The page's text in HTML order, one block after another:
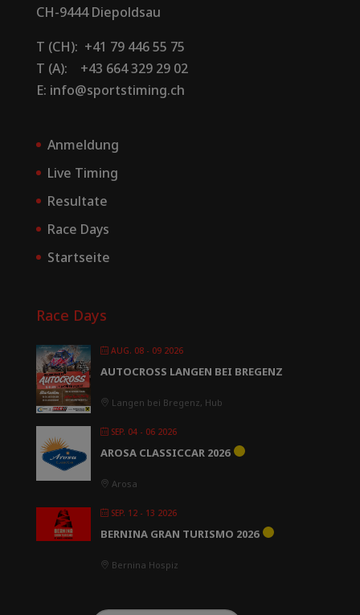
CH-9444 Diepoldsau
T (CH): +41 79 446 55 75
T (A): +43 664 329 29 02
E: info@sportstiming.ch
Anmeldung
Live Timing
Resultate
Race Days
Startseite
Race Days
AUG. 08 - 09 2026
AUTOCROSS LANGEN BEI BREGENZ
Langen bei Bregenz, Hub
SEP. 04 - 06 2026
AROSA CLASSICCAR 2026
Arosa
SEP. 12 - 13 2026
BERNINA GRAN TURISMO 2026
Bernina Hospiz